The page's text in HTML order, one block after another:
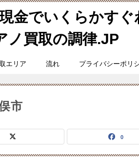
金でいくらかすぐ
ノ買取の調律.JP
エリア 流れ プライバシーポリ
市
0